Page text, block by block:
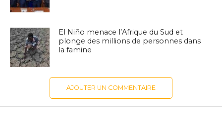
El Niño menace l’Afrique du Sud et
plonge des millions de personnes dans
la famine
AJOUTER UN COMMENTAIRE